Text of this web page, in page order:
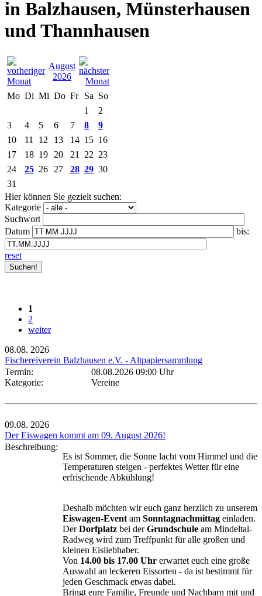
in Balzhausen, Münsterhausen
und Thannhausen
August
2026
Mo Di Mi Do Fr Sa So
1
2
3
4 5 6 7 8
9
10
11 12 13 14 15 16
17
18 19 20 21 22 23
24
25 26 27 28 29 30
31
Hier können Sie gezielt suchen:
Kategorie
Suchwort
Datum
bis:
reset
1
2
weiter
08.08. 2026
Fischereiverein Balzhausen e.V. - Altpapiersammlung
Termin:
08.08.2026 09:00 Uhr
Kategorie:
Vereine
09.08. 2026
Der Eiswagen kommt am 09. August 2026!
Beschreibung:
Es ist Sommer, die Sonne lacht vom Himmel und die
Temperaturen steigen - perfektes Wetter für eine
erfrischende Abkühlung!
Deshalb möchten wir euch ganz herzlich zu unserem
Eiswagen-Event am Sonntagnachmittag einladen.
DerDorfplatz bei derGrundschule am Mindeltal-
Radweg wird zum Treffpunkt für alle großen und
kleinen Eisliebhaber.
Von 14.00 bis 17.00 Uhr erwartet euch eine große
Auswahl an leckeren Eissorten - da ist bestimmt für
jeden Geschmack etwas dabei.
Bringt eure Familie, Freunde und Nachbarn mit und